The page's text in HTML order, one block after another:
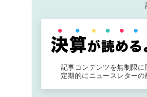
記事コンテンツを無制限
定期的にニュースレター